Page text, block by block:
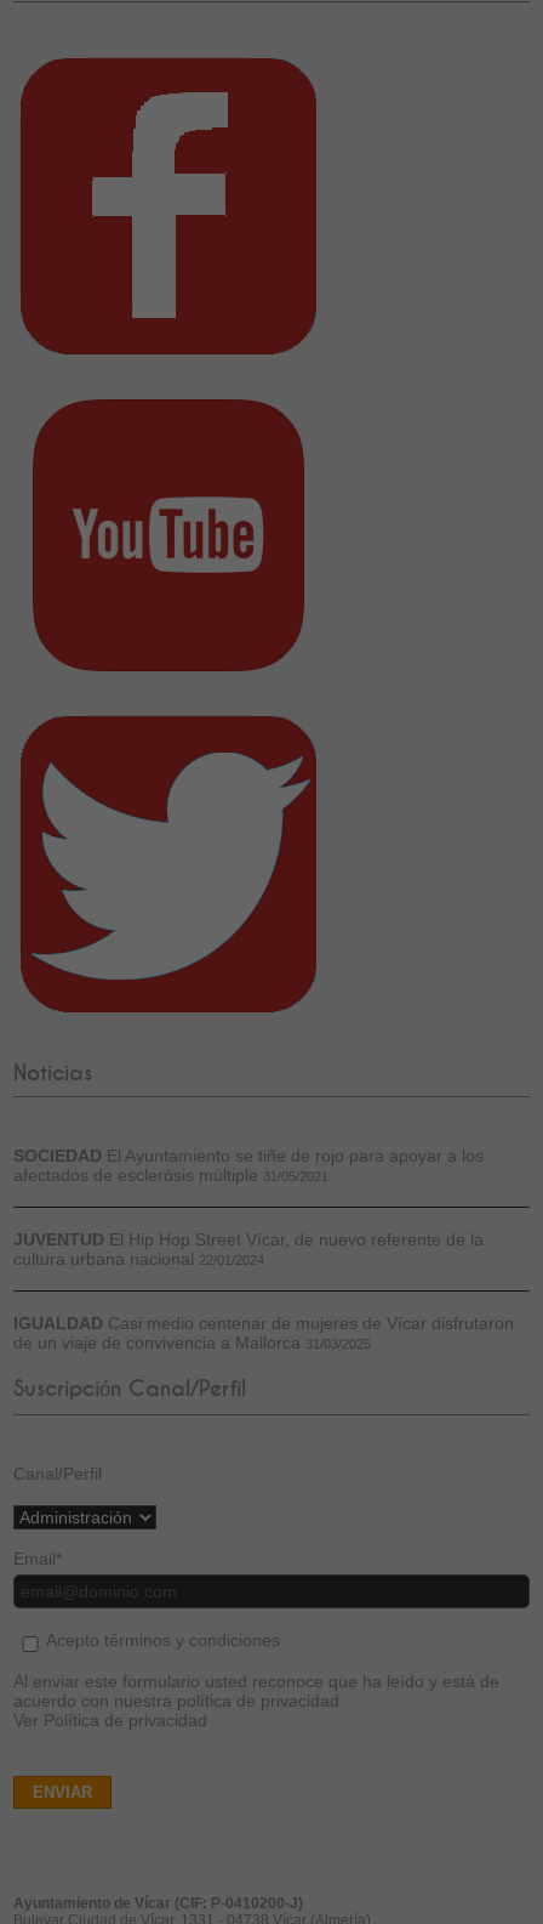
Noticias
SOCIEDAD El Ayuntamiento se tiñe de rojo para apoyar a los
afectados de esclerósis múltiple 31/05/2021
JUVENTUD El Hip Hop Street Vícar, de nuevo referente de la
cultura urbana nacional 22/01/2024
IGUALDAD Casi medio centenar de mujeres de Vícar disfrutaron
de un viaje de convivencia a Mallorca 31/03/2025
Suscripción Canal/Perfil
Canal/Perfil
Email*
Acepto términos y condiciones
Al enviar este formulario usted reconoce que ha leído y está de
acuerdo con nuestra política de privacidad
Ver Política de privacidad
ENVIAR
Ayuntamiento de Vícar (CIF: P-0410200-J)
Bulevar Ciudad de Vícar, 1331 - 04738 Vícar (Almería)